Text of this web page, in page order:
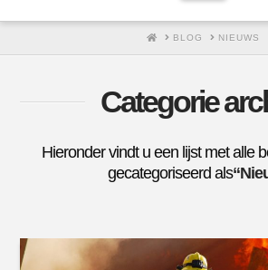
HOMEBLOG NIEUWS
Categorie
Hieronder vindt u een lijst met alle
gecategoriseerd als